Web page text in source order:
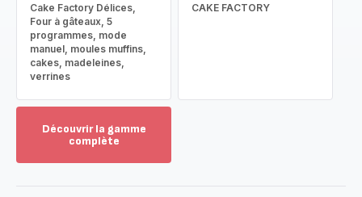
Cake Factory Délices,
Four à gâteaux, 5
programmes, mode
manuel, moules muffins,
cakes, madeleines,
verrines
CAKE FACTORY
Découvrir la gamme
complète